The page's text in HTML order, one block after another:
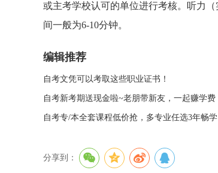
或主考学校认可的单位进行考核。听力
间一般为6-10分钟。
编辑推荐
自考文凭可以考取这些职业证书！
自考新考期送现金啦~老朋带新友，一起赚学费
自考专/本全套课程低价抢，多专业任选3年畅学
分享到：